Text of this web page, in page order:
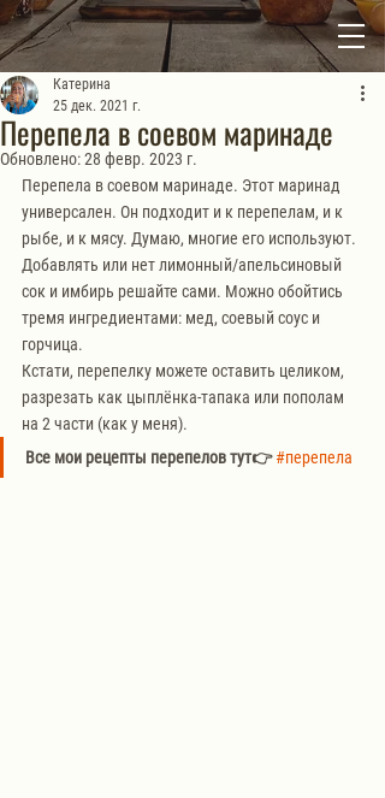
Перепела в соевом маринаде
Катерина
25 дек. 2021 г.
Обновлено:28 февр. 2023 г.
Перепела в соевом маринаде. Этот маринад
универсален. Он подходит и к перепелам, и к
рыбе, и к мясу. Думаю, многие его используют.
Добавлять или нет лимонный/апельсиновый
сок и имбирь решайте сами. Можно обойтись
тремя ингредиентами: мед, соевый соус и
горчица.
Кстати, перепелку можете оставить целиком,
разрезать как цыплёнка-тапака или пополам
на 2 части (как у меня).
Все мои рецепты перепелов тут👉 #перепела